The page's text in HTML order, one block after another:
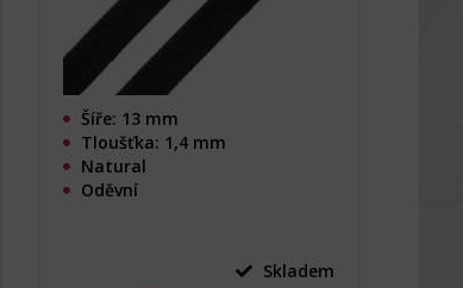
Šíře: 13 mm
Tloušťka: 1,4 mm
Natural
Oděvní
Skladem